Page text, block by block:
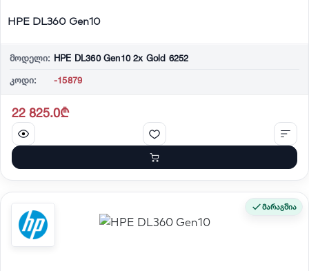
HPE DL360 Gen10
მოდელი: HPE DL360 Gen10 2x Gold 6252
კოდი: -15879
22 825.0₾
მარაგშია